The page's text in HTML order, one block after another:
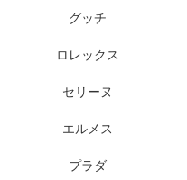
グッチ
ロレックス
セリーヌ
エルメス
プラダ